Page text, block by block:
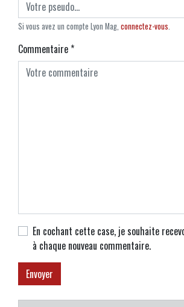
Si vous avez un compte Lyon Mag, connectez-vous.
Commentaire*
En cochant cette case, je souhaite
à chaque nouveau commentaire.